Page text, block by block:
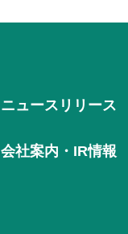
ニュースリリース
会社案内・IR情報